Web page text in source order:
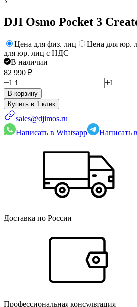
DJI Osmo Pocket 3
Цена для физ. лиц Цена для юр.
для юр. лиц с НДС
В наличии
82 990 ₽
1
1
В корзину
sales@djimos.ru
Написать в Whatsapp
Написать
Доставка по России
Профессиональная консультация